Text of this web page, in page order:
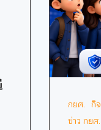
กยศ. กิ
ข่าว กยศ